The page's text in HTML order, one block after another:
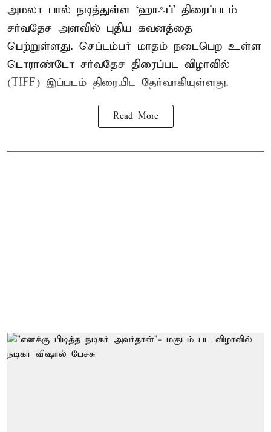
அமலா பால் நடித்துள்ள ‘ஹாஃப்’ திரைப்படம்
சர்வதேச அளவில் புதிய கவனத்தை
பெற்றுள்ளது. செப்டம்பர் மாதம் நடைபெற உள்ள
டொராண்டோ சர்வதேச திரைப்பட விழாவில்
(TIFF) இப்படம் திரையிட தேர்வாகியுள்ளது.
Read More